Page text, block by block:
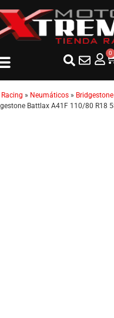
0
» Neumáticos » Bridgestone
Battlax A41F 110/80 R18